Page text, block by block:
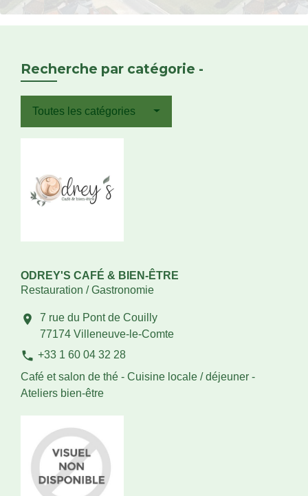
Recherche par catégorie -
Toutes les catégories
ODREY'S CAFÉ & BIEN-ÊTRE
Restauration / Gastronomie
location_on
7 rue du Pont de Couilly
77174 Villeneuve-le-Comte
phone +33 1 60 04 32 28
Café et salon de thé - Cuisine locale / déjeuner -
Ateliers bien-être